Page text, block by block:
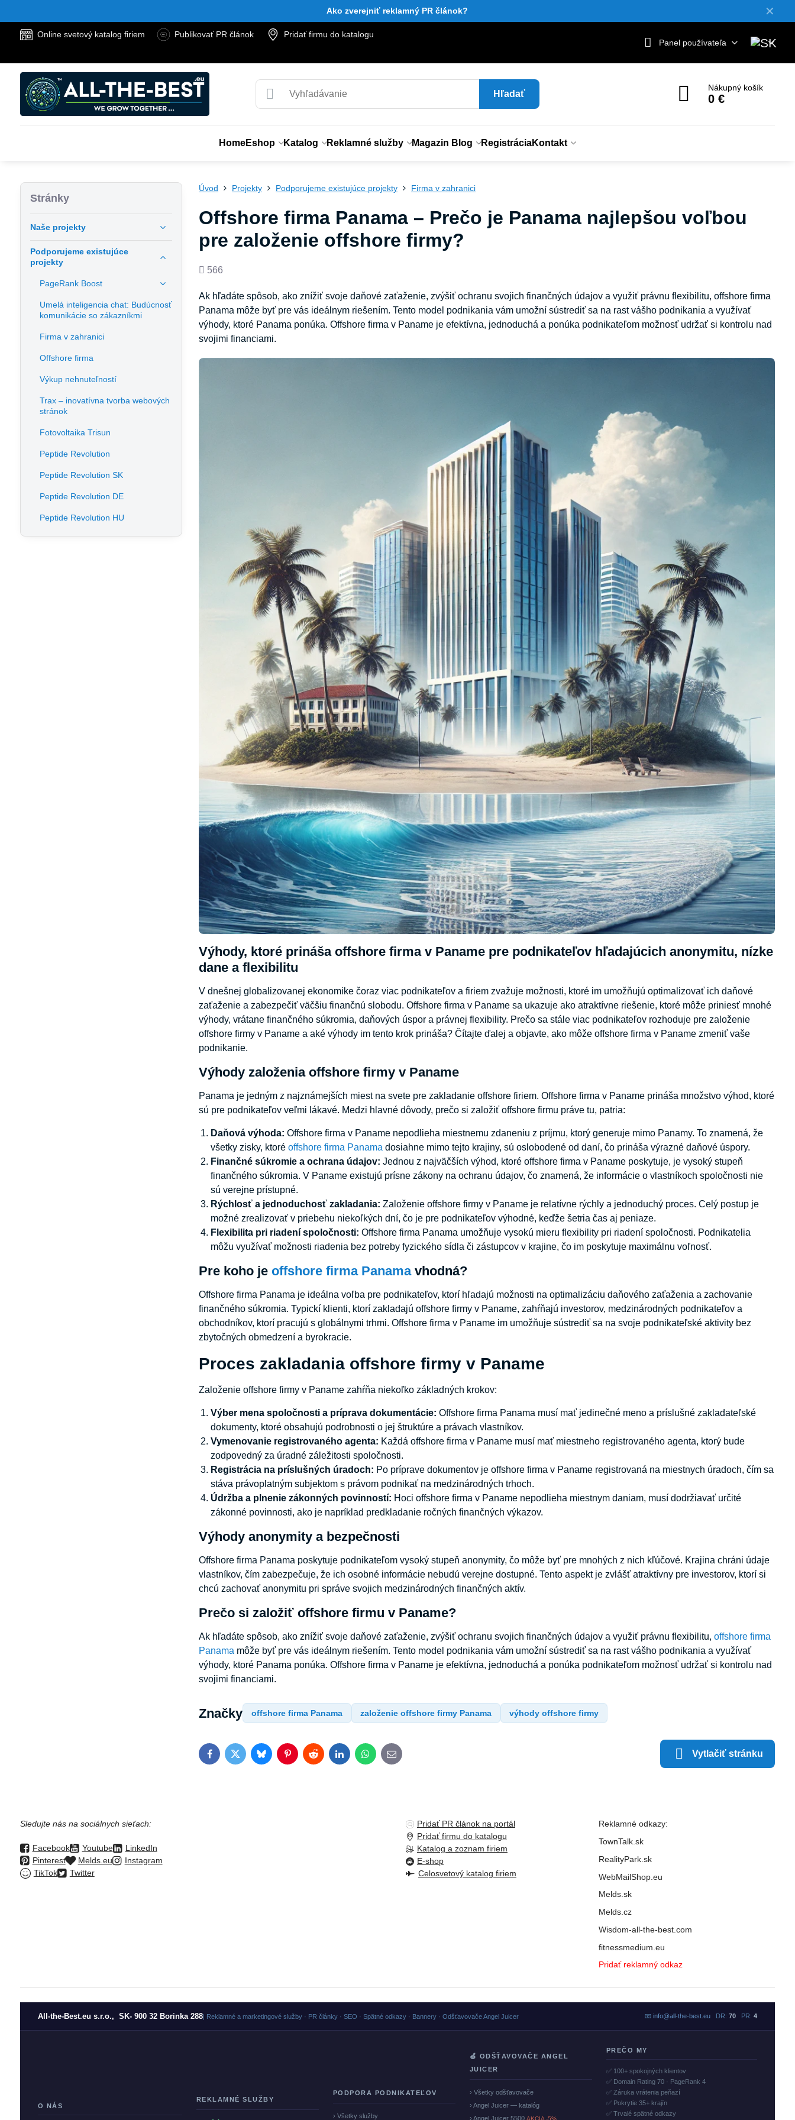
✕
Ako zverejniť reklamný PR článok?
Online svetový katalog firiem Publikovať PR článok
Pridať firmu do katalogu
Panel používateľa
Hľadať
Nákupný košík
0 €
HomeEshop Katalog Reklamné služby Magazin Blog RegistráciaKontakt
Úvod Projekty Podporujeme existujúce projekty Firma v zahranici
Offshore firma Panama – Prečo je Panama najlepšou voľbou
pre založenie offshore firmy?
Počet
566
Ak hľadáte spôsob, ako znížiť svoje daňové zaťaženie, zvýšiť ochranu svojich finančných údajov a využiť právnu flexibilitu, offshore firma
Panama môže byť pre vás ideálnym riešením. Tento model podnikania vám umožní sústrediť sa na rast vášho podnikania a využívať
výhody, ktoré Panama ponúka. Offshore firma v Paname je efektívna, jednoduchá a ponúka podnikateľom možnosť udržať si kontrolu nad
svojimi financiami.
Výhody, ktoré prináša offshore firma v Paname pre podnikateľov hľadajúcich anonymitu, nízke
dane a flexibilitu
V dnešnej globalizovanej ekonomike čoraz viac podnikateľov a firiem zvažuje možnosti, ktoré im umožňujú optimalizovať ich daňové
zaťaženie a zabezpečiť väčšiu finančnú slobodu. Offshore firma v Paname sa ukazuje ako atraktívne riešenie, ktoré môže priniesť mnohé
výhody, vrátane finančného súkromia, daňových úspor a právnej flexibility. Prečo sa stále viac podnikateľov rozhoduje pre založenie
offshore firmy v Paname a aké výhody im tento krok prináša? Čítajte ďalej a objavte, ako môže offshore firma v Paname zmeniť vaše
podnikanie.
Výhody založenia offshore firmy v Paname
Panama je jedným z najznámejších miest na svete pre zakladanie offshore firiem. Offshore firma v Paname prináša množstvo výhod, ktoré
sú pre podnikateľov veľmi lákavé. Medzi hlavné dôvody, prečo si založiť offshore firmu práve tu, patria:
Daňová výhoda: Offshore firma v Paname nepodlieha miestnemu zdaneniu z príjmu, ktorý generuje mimo Panamy. To znamená, že
všetky zisky, ktoréoffshore firma Panama dosiahne mimo tejto krajiny, sú oslobodené od daní, čo prináša výrazné daňové úspory.
Finančné súkromie a ochrana údajov: Jednou z najväčších výhod, ktoré offshore firma v Paname poskytuje, je vysoký stupeň
finančného súkromia. V Paname existujú prísne zákony na ochranu údajov, čo znamená, že informácie o vlastníkoch spoločnosti nie
sú verejne prístupné.
Rýchlosť a jednoduchosť zakladania: Založenie offshore firmy v Paname je relatívne rýchly a jednoduchý proces. Celý postup je
možné zrealizovať v priebehu niekoľkých dní, čo je pre podnikateľov výhodné, keďže šetria čas aj peniaze.
Flexibilita pri riadení spoločnosti: Offshore firma Panama umožňuje vysokú mieru flexibility pri riadení spoločnosti. Podnikatelia
môžu využívať možnosti riadenia bez potreby fyzického sídla či zástupcov v krajine, čo im poskytuje maximálnu voľnosť.
Pre koho jeoffshore firma Panamavhodná?
Offshore firma Panama je ideálna voľba pre podnikateľov, ktorí hľadajú možnosti na optimalizáciu daňového zaťaženia a zachovanie
finančného súkromia. Typickí klienti, ktorí zakladajú offshore firmy v Paname, zahŕňajú investorov, medzinárodných podnikateľov a
obchodníkov, ktorí pracujú s globálnymi trhmi. Offshore firma v Paname im umožňuje sústrediť sa na svoje podnikateľské aktivity bez
zbytočných obmedzení a byrokracie.
Proces zakladania offshore firmy v Paname
Založenie offshore firmy v Paname zahŕňa niekoľko základných krokov:
Výber mena spoločnosti a príprava dokumentácie: Offshore firma Panama musí mať jedinečné meno a príslušné zakladateľské
dokumenty, ktoré obsahujú podrobnosti o jej štruktúre a právach vlastníkov.
Vymenovanie registrovaného agenta: Každá offshore firma v Paname musí mať miestneho registrovaného agenta, ktorý bude
zodpovedný za úradné záležitosti spoločnosti.
Registrácia na príslušných úradoch: Po príprave dokumentov je offshore firma v Paname registrovaná na miestnych úradoch, čím sa
stáva právoplatným subjektom s právom podnikať na medzinárodných trhoch.
Údržba a plnenie zákonných povinností: Hoci offshore firma v Paname nepodlieha miestnym daniam, musí dodržiavať určité
zákonné povinnosti, ako je napríklad predkladanie ročných finančných výkazov.
Výhody anonymity a bezpečnosti
Offshore firma Panama poskytuje podnikateľom vysoký stupeň anonymity, čo môže byť pre mnohých z nich kľúčové. Krajina chráni údaje
vlastníkov, čím zabezpečuje, že ich osobné informácie nebudú verejne dostupné. Tento aspekt je zvlášť atraktívny pre investorov, ktorí si
chcú zachovať anonymitu pri správe svojich medzinárodných finančných aktív.
Prečo si založiť offshore firmu v Paname?
Ak hľadáte spôsob, ako znížiť svoje daňové zaťaženie, zvýšiť ochranu svojich finančných údajov a využiť právnu flexibilitu,offshore firma
Panama môže byť pre vás ideálnym riešením. Tento model podnikania vám umožní sústrediť sa na rast vášho podnikania a využívať
výhody, ktoré Panama ponúka. Offshore firma v Paname je efektívna, jednoduchá a ponúka podnikateľom možnosť udržať si kontrolu nad
svojimi financiami.
Značky offshore firma Panama založenie offshore firmy Panama výhody offshore firmy
FacebookTwitterBlueskyPinterestRedditLinkedInWhatsApp
E-
mail
Vytlačiť stránku
Stránky
Naše projekty
Podporujeme existujúce
projekty
PageRank Boost
Umelá inteligencia chat: Budúcnosť
komunikácie so zákazníkmi
Firma v zahranici
Offshore firma
Výkup nehnuteľností
Trax – inovatívna tvorba webových
stránok
Fotovoltaika Trisun
Peptide Revolution
Peptide Revolution SK
Peptide Revolution DE
Peptide Revolution HU
Sledujte nás na sociálnych sieťach:
Facebook Youtube
LinkedIn
Pinterest
Melds.eu
Instagram
TikTok
Twitter
Pridať PR článok na portál
Pridať firmu do katalogu
Katalog a zoznam firiem
E-shop
Celosvetový katalog firiem
Reklamné odkazy:
TownTalk.sk
RealityPark.sk
WebMailShop.eu
Melds.sk
Melds.cz
Wisdom-all-the-best.com
fitnessmedium.eu
Pridať reklamný odkaz
All-the-Best.eu s.r.o., SK- 900 32 Borinka 288| Reklamné a marketingové služby · PR články · SEO · Spätné odkazy · Bannery · Odšťavovače Angel Juicer 📧 info@all-the-best.euDR: 70PR: 4
O NÁS
REKLAMNÉ SLUŽBY
PODPORA PODNIKATEĽOV
› Všetky služby
🍏 ODŠŤAVOVAČE ANGEL
JUICER
› Všetky odšťavovače
› Angel Juicer — katalóg
› Angel Juicer 5500 AKCIA -5%
PREČO MY
✅ 100+ spokojných klientov
✅ Domain Rating 70 · PageRank 4
✅ Záruka vrátenia peňazí
✅ Pokrytie 35+ krajín
✅ Trvalé spätné odkazy